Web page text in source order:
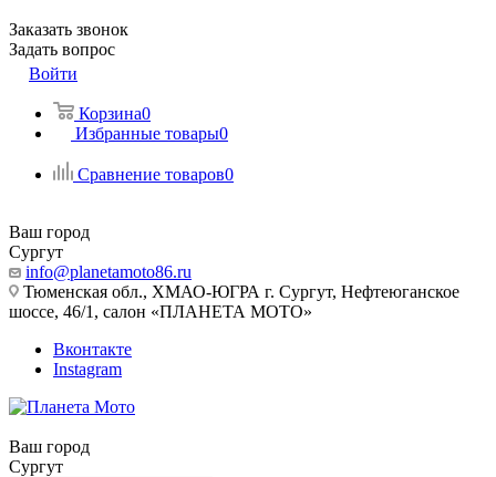
Заказать звонок
Задать вопрос
Войти
Корзина0
Избранные товары0
Сравнение товаров0
Ваш город
Сургут
info@planetamoto86.ru
Тюменская обл., ХМАО-ЮГРА г. Сургут, Нефтеюганское
шоссе, 46/1, салон «ПЛАНЕТА МОТО»
Вконтакте
Instagram
Ваш город
Сургут